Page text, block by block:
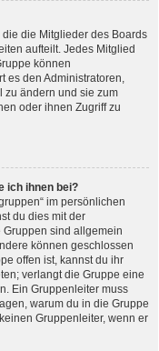
die Mitglieder des Boards
aufteilt. Jedes Mitglied
können
es den Administratoren,
zu ändern und sie zum
oder ihnen Zugriff zu
ich ihnen bei?
im persönlichen
du dies mit der
sind allgemein
können geschlossen
offen ist, kannst du ihr
verlangt die Gruppe eine
Ein Gruppenleiter muss
warum du in die Gruppe
Gruppenleiter, wenn er